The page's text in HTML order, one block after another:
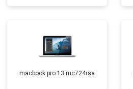
macbook pro 13 mc724rsa